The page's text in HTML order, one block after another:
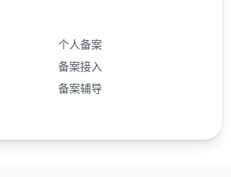
个人备案
备案接入
备案辅导